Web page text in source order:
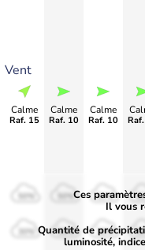
Vent
Calme
Raf. 15
Calme
Raf. 10
Calme
Raf. 10
50%
30%
50%
30%
50%
30%
Ces
Il vous
Quantité de
luminosité,